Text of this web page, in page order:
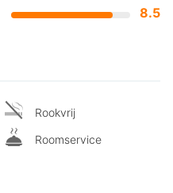
8.5
Rookvrij
Roomservice